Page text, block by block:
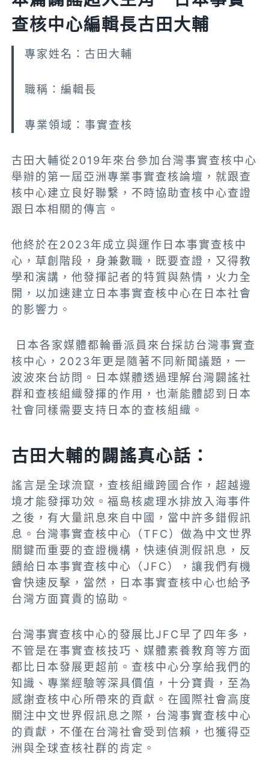
查核中心編輯長古田大輔
專家姓名：古田大輔
職稱：編輯長
專業領域：事實查核
古田大輔從2019年來台參加台灣事實查核中心
舉辦的第一屆亞洲專業事實查核論壇，就跟查
核中心建立良好聯繫，不時協助查核中心查證
跟日本相關的傳言。
他終於在2023年成立與運作日本事實查核中
心，草創階段，身兼數職，既要查證，又得教
學和演講，他發揮記者的特質與熱情，火力全
開，以加速建立日本事實查核中心在日本社會
的影響力。
日本各家媒體都輪番派員來台採訪台灣事實查
核中心，2023年更是隨著不同新聞議題，一
波波來台訪問。日本媒體透過理解台灣闢謠社
群和查核組織發揮的作用，也漸能體認到日本
社會同樣需要支持日本的查核組織。
古田大輔的闢謠真心話：
謠言是全球流竄，查核組織跨國合作，超越邊
境才能發揮功效。福島核處理水排放入海事件
之後，有大量訊息來自中國，當中許多錯假訊
息。台灣事實查核中心（TFC）做為中文世界
關鍵而重要的查證機構，快速偵測假訊息，反
饋給日本事實查核中心（JFC），讓我們有機
會快速反擊，當然，日本事實查核中心也給予
台灣方面寶貴的協助。
台灣事實查核中心的發展比JFC早了四年多，
不管是在事實查核技巧、媒體素養教育等方面
都比日本發展更超前。查核中心分享給我們的
知識、專業經驗等深具價值，十分寶貴，至為
感謝查核中心所帶來的貢獻。在國際社會高度
關注中文世界假訊息之際，台灣事實查核中心
的貢獻，不僅在台灣社會受到信賴，也獲得亞
洲與全球查核社群的肯定。